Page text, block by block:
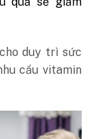
duy trì sức
cầu vitamin